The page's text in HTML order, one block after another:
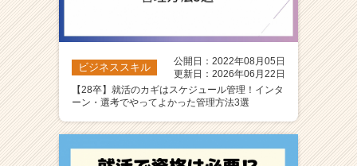
e
ビジネススキル
公開日：2022年08月05日
更新日：2026年06月22日
【28卒】就活のカギはスケジュール管理！インタ
ーン・選考でやってよかった管理方法3選